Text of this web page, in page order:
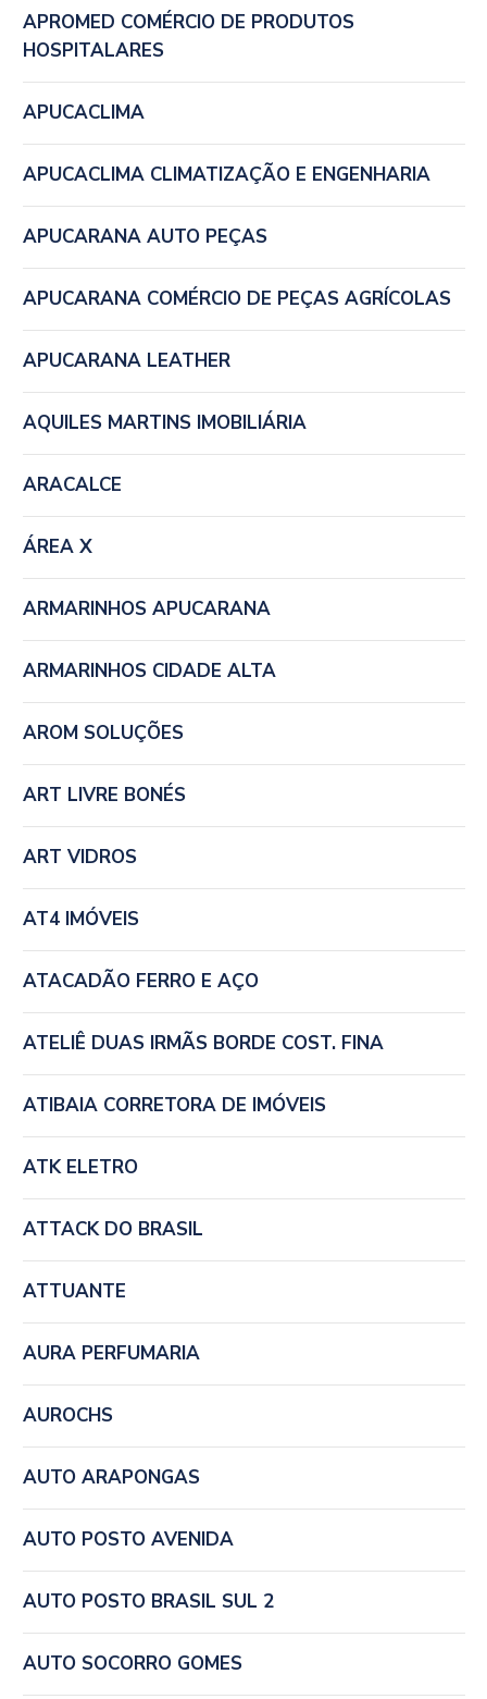
APROMED COMÉRCIO DE PRODUTOS
HOSPITALARES
APUCACLIMA
APUCACLIMA CLIMATIZAÇÃO E ENGENHARIA
APUCARANA AUTO PEÇAS
APUCARANA COMÉRCIO DE PEÇAS AGRÍCOLAS
APUCARANA LEATHER
AQUILES MARTINS IMOBILIÁRIA
ARACALCE
ÁREA X
ARMARINHOS APUCARANA
ARMARINHOS CIDADE ALTA
AROM SOLUÇÕES
ART LIVRE BONÉS
ART VIDROS
AT4 IMÓVEIS
ATACADÃO FERRO E AÇO
ATELIÊ DUAS IRMÃS BORDE COST. FINA
ATIBAIA CORRETORA DE IMÓVEIS
ATK ELETRO
ATTACK DO BRASIL
ATTUANTE
AURA PERFUMARIA
AUROCHS
AUTO ARAPONGAS
AUTO POSTO AVENIDA
AUTO POSTO BRASIL SUL 2
AUTO SOCORRO GOMES